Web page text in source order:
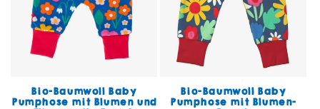
Bio-Baumwoll Baby
Pumphose mit Blumen und
Bio-Baumwoll Baby
Pumphose mit Blumen-